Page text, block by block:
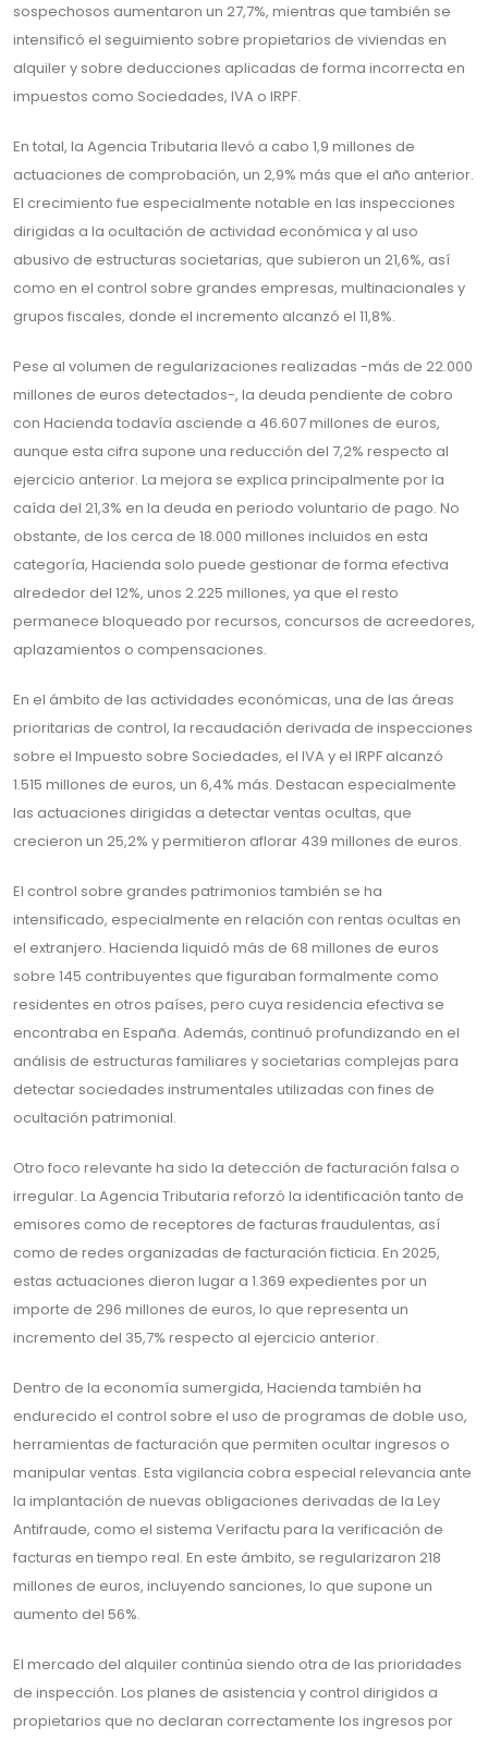
sospechosos aumentaron un 27,7%, mientras que también se
intensificó el seguimiento sobre propietarios de viviendas en
alquiler y sobre deducciones aplicadas de forma incorrecta en
impuestos como Sociedades, IVA o IRPF.
En total, la Agencia Tributaria llevó a cabo 1,9 millones de
actuaciones de comprobación, un 2,9% más que el año anterior.
El crecimiento fue especialmente notable en las inspecciones
dirigidas a la ocultación de actividad económica y al uso
abusivo de estructuras societarias, que subieron un 21,6%, así
como en el control sobre grandes empresas, multinacionales y
grupos fiscales, donde el incremento alcanzó el 11,8%.
Pese al volumen de regularizaciones realizadas -más de 22.000
millones de euros detectados-, la deuda pendiente de cobro
con Hacienda todavía asciende a 46.607 millones de euros,
aunque esta cifra supone una reducción del 7,2% respecto al
ejercicio anterior. La mejora se explica principalmente por la
caída del 21,3% en la deuda en periodo voluntario de pago. No
obstante, de los cerca de 18.000 millones incluidos en esta
categoría, Hacienda solo puede gestionar de forma efectiva
alrededor del 12%, unos 2.225 millones, ya que el resto
permanece bloqueado por recursos, concursos de acreedores,
aplazamientos o compensaciones.
En el ámbito de las actividades económicas, una de las áreas
prioritarias de control, la recaudación derivada de inspecciones
sobre el Impuesto sobre Sociedades, el IVA y el IRPF alcanzó
1.515 millones de euros, un 6,4% más. Destacan especialmente
las actuaciones dirigidas a detectar ventas ocultas, que
crecieron un 25,2% y permitieron aflorar 439 millones de euros.
El control sobre grandes patrimonios también se ha
intensificado, especialmente en relación con rentas ocultas en
el extranjero. Hacienda liquidó más de 68 millones de euros
sobre 145 contribuyentes que figuraban formalmente como
residentes en otros países, pero cuya residencia efectiva se
encontraba en España. Además, continuó profundizando en el
análisis de estructuras familiares y societarias complejas para
detectar sociedades instrumentales utilizadas con fines de
ocultación patrimonial.
Otro foco relevante ha sido la detección de facturación falsa o
irregular. La Agencia Tributaria reforzó la identificación tanto de
emisores como de receptores de facturas fraudulentas, así
como de redes organizadas de facturación ficticia. En 2025,
estas actuaciones dieron lugar a 1.369 expedientes por un
importe de 296 millones de euros, lo que representa un
incremento del 35,7% respecto al ejercicio anterior.
Dentro de la economía sumergida, Hacienda también ha
endurecido el control sobre el uso de programas de doble uso,
herramientas de facturación que permiten ocultar ingresos o
manipular ventas. Esta vigilancia cobra especial relevancia ante
la implantación de nuevas obligaciones derivadas de la Ley
Antifraude, como el sistema Verifactu para la verificación de
facturas en tiempo real. En este ámbito, se regularizaron 218
millones de euros, incluyendo sanciones, lo que supone un
aumento del 56%.
El mercado del alquiler continúa siendo otra de las prioridades
de inspección. Los planes de asistencia y control dirigidos a
propietarios que no declaran correctamente los ingresos por